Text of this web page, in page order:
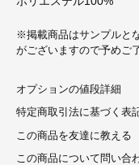
※掲載商品はサンプルと
がございますので予めご
オプションの値段詳細
特定商取引法に基づく表
この商品を友達に教える
この商品について問い合